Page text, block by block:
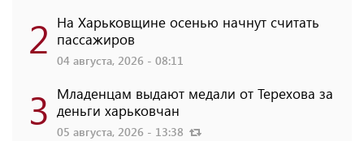
2 На Харьковщине осенью начнут считать
пассажиров
04 августа, 2026 - 08:11
3 Младенцам выдают медали от Терехова за
деньги харьковчан
05 августа, 2026 - 13:38